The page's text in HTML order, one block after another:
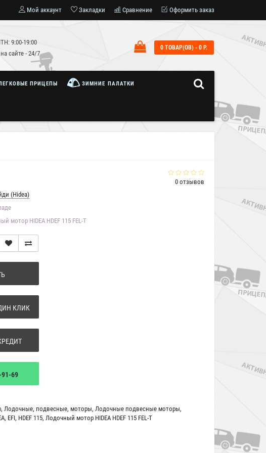
Мой аккаунт Закладки Сравнение Оформить заказ
9:00-19:00
сайте - 24/7
0 ТОВАР(ОВ) - 0 Р.
ПРИЦЕПЫ ЗИМНИЕ ПАЛАТКИ
0 отзывов
(Hidea)
мотор HIDEA HDEF 115 FEL-T
КЛИК
69
, Лодочные, подвесные, моторы, Лодочные подвесные моторы,
, EFI, HDEF 115, Лодочный мотор HIDEA HDEF 115 FEL-T